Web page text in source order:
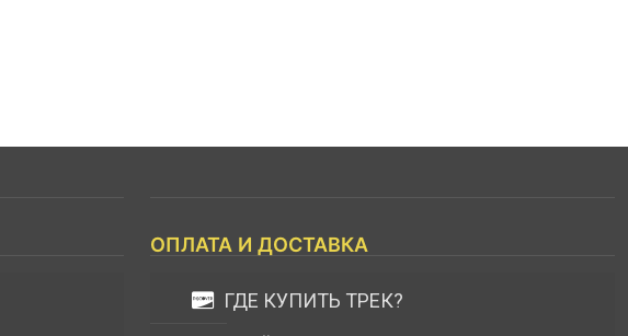
ОПЛАТА И ДОСТАВКА
ГДЕ КУПИТЬ ТРЕК?